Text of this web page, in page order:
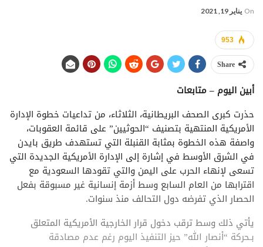
On يناير 19, 2021
953
Share
أبين اليوم – متابعات
حذرت كبرى الصحف البريطانية، الثلاثاء، من تداعيات خطوة الإدارة
الأمريكية المنتهية بتصنيف “الحوثيين” على قائمة العقوبات،
واصفة هذه الخطوة بمثابة القنبلة التي تستهدف طريق بايدن
في الشرق الأوسط في إشارة إلى الإدارة الأمريكية الجديدة التي
تسعى لإنهاء الحرب على اليمن والتي تقودها السعودية مع
اقترابها من العام السابع وسط أزمة إنسانية غير مسبوقة بفعل
الحصار الذي تفرضه دول التحالف منذ سنوات.
يأتي ذلك وسط ترقب دخول قرار الخارجية الأمريكية المتعلق
بـحركة “أنصار الله” حيز التنفيذ اليوم رغم عدم مصادقة